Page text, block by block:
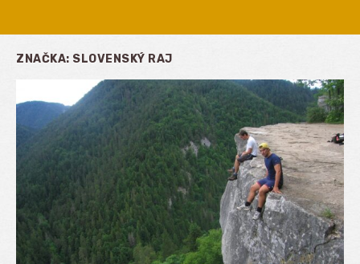
ZNAČKA: SLOVENSKÝ RAJ